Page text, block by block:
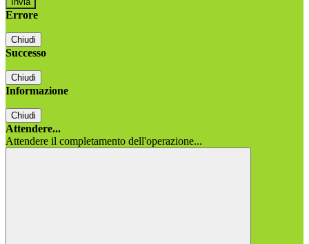
Errore
Chiudi
Successo
Chiudi
Informazione
Chiudi
Attendere...
Attendere il completamento dell'operazione...